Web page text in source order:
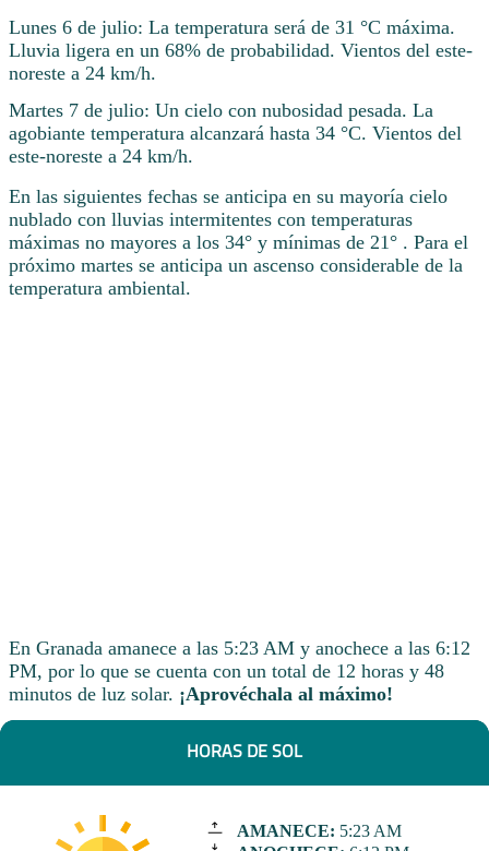
Lunes 6 de julio: La temperatura será de 31 °C máxima.
Lluvia ligera en un 68% de probabilidad. Vientos del este-
noreste a 24 km/h.
Martes 7 de julio: Un cielo con nubosidad pesada. La
agobiante temperatura alcanzará hasta 34 °C. Vientos del
este-noreste a 24 km/h.
En las siguientes fechas se anticipa en su mayoría cielo
nublado con lluvias intermitentes con temperaturas
máximas no mayores a los 34° y mínimas de 21° . Para el
próximo martes se anticipa un ascenso considerable de la
temperatura ambiental.
En Granada amanece a las 5:23 AM y anochece a las 6:12
PM, por lo que se cuenta con un total de 12 horas y 48
minutos de luz solar. ¡Aprovéchala al máximo!
HORAS DE SOL
AMANECE: 5:23 AM